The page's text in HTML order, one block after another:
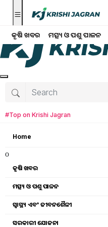
କୃଷି ଖବର ମତ୍ସ୍ୟ ଓ ପଶୁ ପାଳନ
#Top on Krishi Jagran
Home
o
କୃଷି ଖବର
ମତ୍ସ୍ୟ ଓ ପଶୁ ପାଳନ
ସ୍ୱାସ୍ଥ୍ୟ ଏବଂ ଜୀବନଶୈଳୀ
ସରକାରୀ ଯୋଜନା
ସରକାରୀ ସ୍କିମ